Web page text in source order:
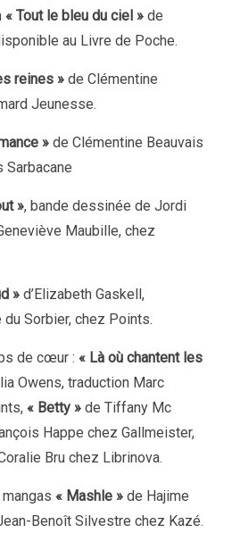
« Tout le bleu du ciel »de
au Livre de Poche.
reines »de Clémentine
Jeunesse.
»de Clémentine Beauvais
», bande dessinée de Jordi
Maubille, chez
»d’Elizabeth Gaskell,
Sorbier, chez Points.
de cœur : « Là où chantent les
Owens, traduction Marc
« Betty »de Tiffany Mc
Happe chez Gallmeister,
Bru chez Librinova.
« Mashle »de Hajime
Benoît Silvestre chez Kazé.